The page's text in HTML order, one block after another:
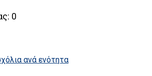
0
ανά ενότητα